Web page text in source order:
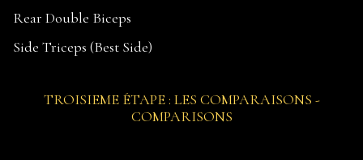
Rear Double Biceps
Side Triceps (Best Side)
TROISIEME ÉTAPE : LES COMPARAISONS -
COMPARISONS